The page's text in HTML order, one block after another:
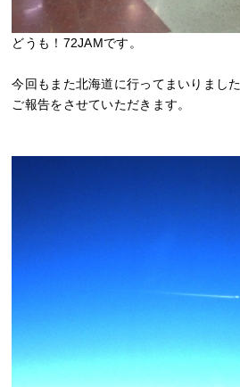
どうも！72JAMです。
今回もまた北海道に行ってまいりました
ご報告をさせていただきます。